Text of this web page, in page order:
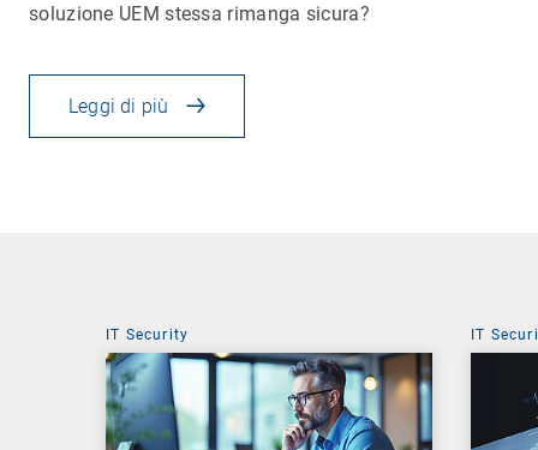
soluzione UEM stessa rimanga sicura?
Leggi di più
IT Security IT